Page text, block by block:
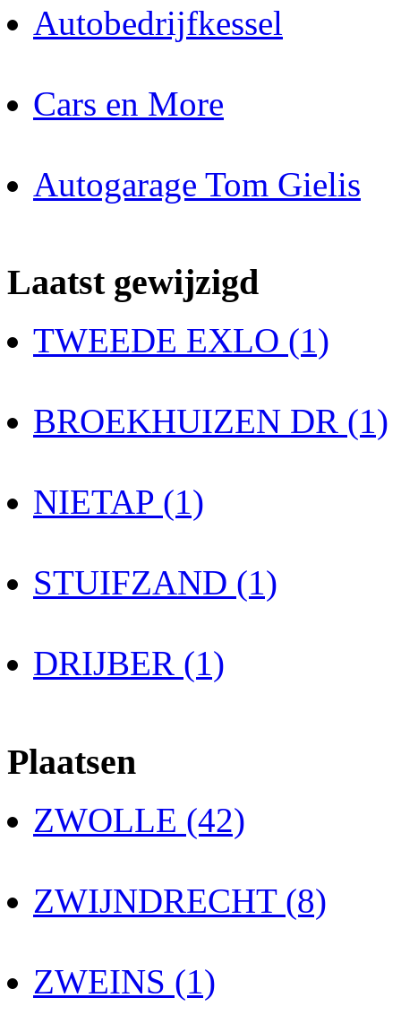
Autobedrijfkessel
Cars en More
Autogarage Tom Gielis
Laatst gewijzigd
TWEEDE EXLO (1)
BROEKHUIZEN DR (1)
NIETAP (1)
STUIFZAND (1)
DRIJBER (1)
Plaatsen
ZWOLLE (42)
ZWIJNDRECHT (8)
ZWEINS (1)